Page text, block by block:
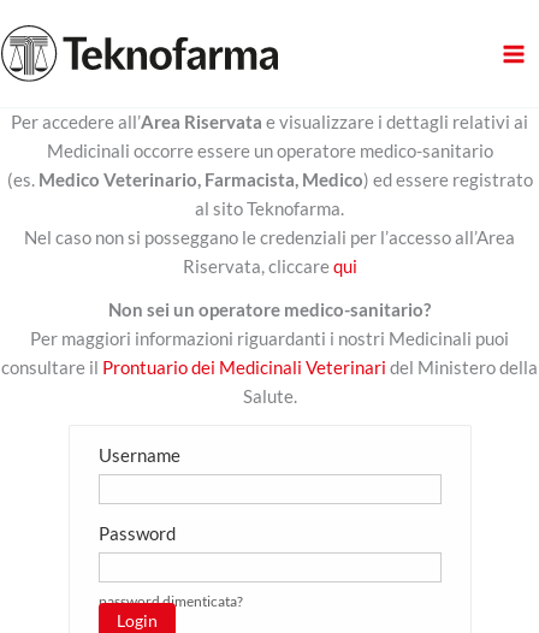
al
contenuto
Per accedere all’Area Riservata e visualizzare i dettagli relativi ai
Medicinali occorre essere un operatore medico-sanitario
(es. Medico Veterinario, Farmacista, Medico) ed essere registrato
al sito Teknofarma.
Nel caso non si posseggano le credenziali per l’accesso all’Area
Riservata, cliccarequi
Non sei un operatore medico-sanitario?
Per maggiori informazioni riguardanti i nostri Medicinali puoi
consultare il Prontuario dei Medicinali Veterinari del Ministero della
Salute.
Username
Password
password dimenticata?
Login